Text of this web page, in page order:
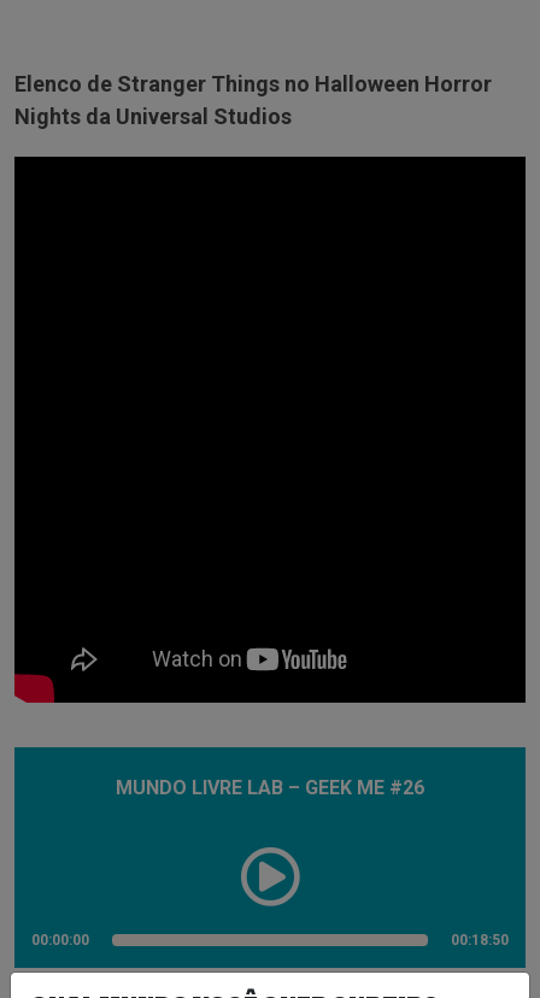
Elenco de Stranger Things no Halloween Horror
Nights da Universal Studios
MUNDO LIVRE LAB – GEEK ME #26
00:00:00 00:18:50